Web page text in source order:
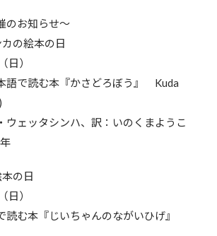
のお知らせ～
の絵本の日
日）
語で読む本『かさどろぼう』 Kuda
ウェッタシンハ、訳：いのくまようこ
の日
日）
読む本『じいちゃんのながいひげ』